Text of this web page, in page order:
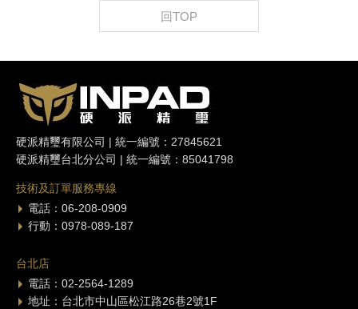
回TOP
硬派精璽有限公司 | 統一編號：27845621
硬派精璽台北分公司 | 統一編號：85041798
技術及訂單服務專線
電話：06-208-0909
行動：0978-089-187
台北店
電話：02-2564-1289
地址：台北市中山區松江路26巷2號1F